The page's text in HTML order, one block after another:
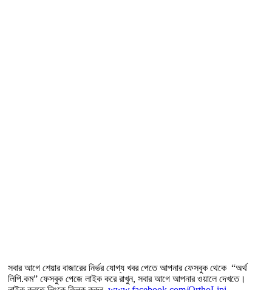
সবার আগে শেয়ার বাজারের নির্ভর যোগ্য খবর পেতে আপনার ফেসবুক থেকে “অর্থ
লিপি.কম” ফেসবুক পেজে লাইক করে রাখুন, সবার আগে আপনার ওয়ালে দেখতে।